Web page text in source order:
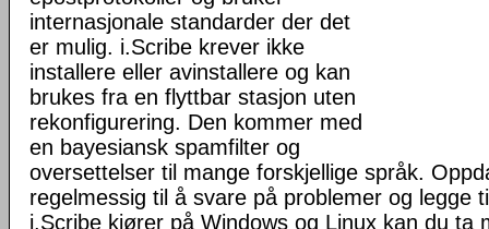
internasjonale standarder der det
er mulig. i.Scribe krever ikke
installere eller avinstallere og kan
brukes fra en flyttbar stasjon uten
rekonfigurering. Den kommer med
en bayesiansk spamfilter og
oversettelser til mange forskjellige språk.
regelmessig til å svare på problemer og legge
i.Scribe kjører på Windows og Linux kan du ta